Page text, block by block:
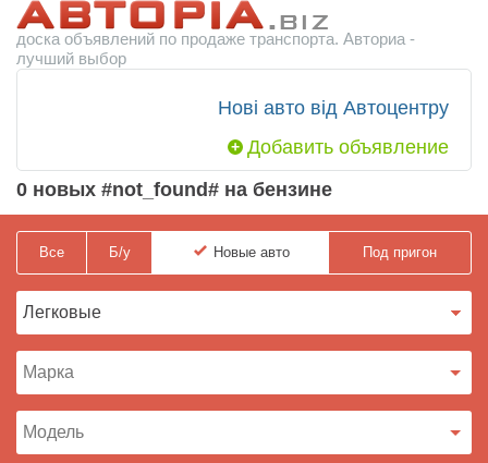
доска объявлений по продаже транспорта. Авториа -
лучший выбор
Нові авто від Автоцентру
Добавить объявление
0 новых #not_found# на бензине
Все Б/у Новые авто Под пригон